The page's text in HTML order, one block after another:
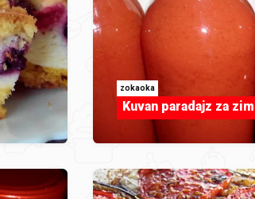
zokaoka
Kuvan paradajz za